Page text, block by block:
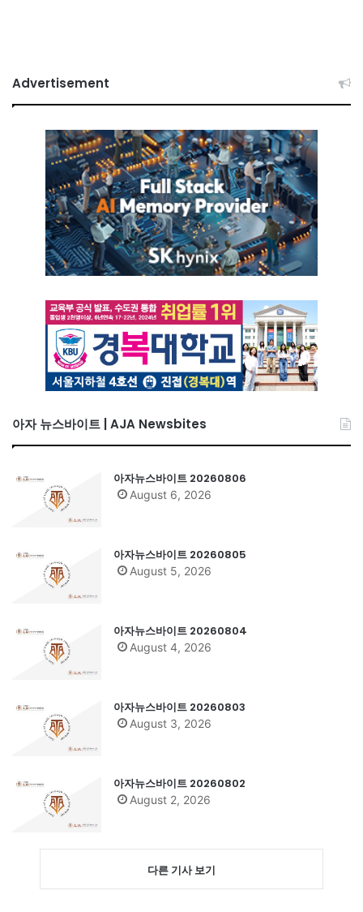
Advertisement
아자 뉴스바이트 | AJA Newsbites
아자뉴스바이트 20260806
August 6, 2026
아자뉴스바이트 20260805
August 5, 2026
아자뉴스바이트 20260804
August 4, 2026
아자뉴스바이트 20260803
August 3, 2026
아자뉴스바이트 20260802
August 2, 2026
다른 기사 보기